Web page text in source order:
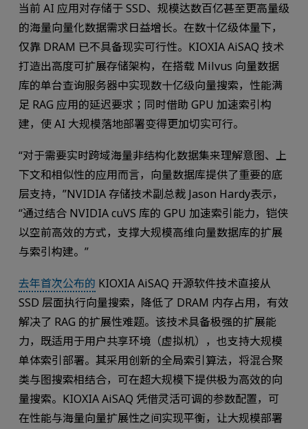
当前 AI 应用对存储于 SSD、规模达数百亿甚至更高量级
的海量向量化数据需求日益增长。在数十亿级体量下，
仅靠 DRAM 已不具备现实可行性。KIOXIA AiSAQ 技术
打造出高度可扩展存储架构，在搭载 Milvus 向量数据
库的单台查询服务器中实现数十亿级向量搜索，性能满
足 RAG 应用的延迟要求；同时借助 GPU 加速索引构
建，使 AI 大规模落地部署变得更加切实可行。
“对于需要实时跨域海量非结构化数据集来理解意图、上
下文和相似性的应用而言，向量数据库提供了重要的底
层支持，”NVIDIA 存储技术副总裁 Jason Hardy表示，
“通过结合 NVIDIA cuVS 库的 GPU 加速索引能力，铠侠
以空前高效的方式，支撑大规模高维向量数据库的扩展
与索引构建。”
去年首次公布的 KIOXIA AiSAQ 开源软件技术直接从
SSD 层面执行向量搜索，降低了 DRAM 内存占用，有效
解决了 RAG 的扩展性难题。该技术具备极强的扩展能
力，既适用于用户共享环境（虚拟机），也支持大规模
单体索引部署。其采用创新的全局索引算法，将混合聚
类与图搜索相结合，可在超大规模下提供极为高效的向
量搜索。KIOXIA AiSAQ 凭借灵活可调的参数配置，可
在性能与海量向量扩展性之间实现平衡，让大规模部署